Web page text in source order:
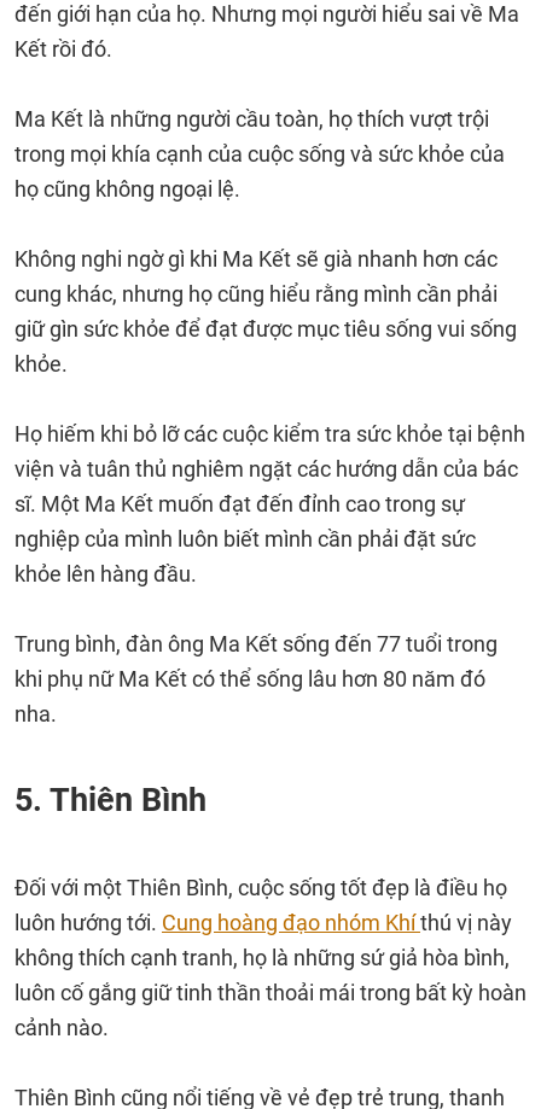
đến giới hạn của họ. Nhưng mọi người hiểu sai về Ma
Kết rồi đó.
Ma Kết là những người cầu toàn, họ thích vượt trội
trong mọi khía cạnh của cuộc sống và sức khỏe của
họ cũng không ngoại lệ.
Không nghi ngờ gì khi Ma Kết sẽ già nhanh hơn các
cung khác, nhưng họ cũng hiểu rằng mình cần phải
giữ gìn sức khỏe để đạt được mục tiêu sống vui sống
khỏe.
Họ hiếm khi bỏ lỡ các cuộc kiểm tra sức khỏe tại bệnh
viện và tuân thủ nghiêm ngặt các hướng dẫn của bác
sĩ. Một Ma Kết muốn đạt đến đỉnh cao trong sự
nghiệp của mình luôn biết mình cần phải đặt sức
khỏe lên hàng đầu.
Trung bình, đàn ông Ma Kết sống đến 77 tuổi trong
khi phụ nữ Ma Kết có thể sống lâu hơn 80 năm đó
nha.
5. Thiên Bình
Đối với một Thiên Bình, cuộc sống tốt đẹp là điều họ
luôn hướng tới. Cung hoàng đạo nhóm Khíthú vị này
không thích cạnh tranh, họ là những sứ giả hòa bình,
luôn cố gắng giữ tinh thần thoải mái trong bất kỳ hoàn
cảnh nào.
Thiên Bình cũng nổi tiếng về vẻ đẹp trẻ trung, thanh